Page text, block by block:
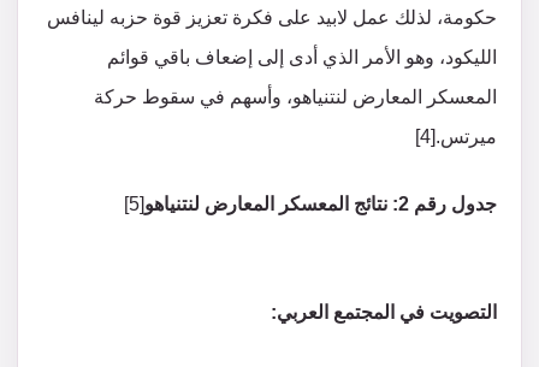
حكومة، لذلك عمل لابيد على فكرة تعزيز قوة حزبه لينافس
الليكود، وهو الأمر الذي أدى إلى إضعاف باقي قوائم
المعسكر المعارض لنتنياهو، وأسهم في سقوط حركة
ميرتس.[4]
جدول رقم 2: نتائج المعسكر المعارض لنتنياهو[5]
التصويت في المجتمع العربي: